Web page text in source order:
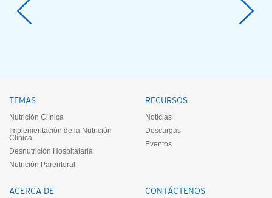
TEMAS
Nutrición Clínica
Implementación de la Nutrición
Clínica
Desnutrición Hospitalaria
Nutrición Parenteral
RECURSOS
Noticias
Descargas
Eventos
ACERCA DE CONTÁCTENOS